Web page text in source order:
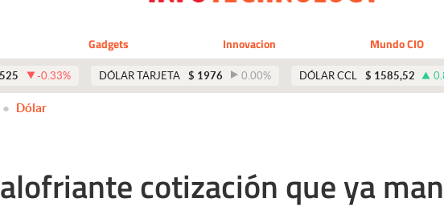
Gadgets Innovacion Mundo CIO
-0.33% DÓLAR TARJETA $ 1976 0.00% DÓLAR CCL $ 1585,52
Dólar
cotización que ya